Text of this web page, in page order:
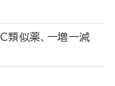
似薬、一増一減